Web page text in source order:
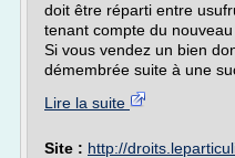
doit être réparti entre
tenant compte du
Si vous vendez un bien
démembrée suite à une
Lire la suite
Site : http://